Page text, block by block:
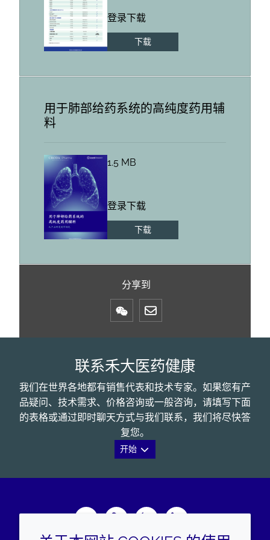
登录下载
下载
用于肺部给药系统的高纯度药用辅
料
1.5 MB
登录下载
下载
分享到
Mail
联系禾大医药健康
我们在世界各地都有销售代表和技术专家。如果您有产
品疑问、技术需求、价格咨询或一般咨询，请填写下面
的表格或通过即时聊天方式与我们联系，我们将尽快答
复您。
开始